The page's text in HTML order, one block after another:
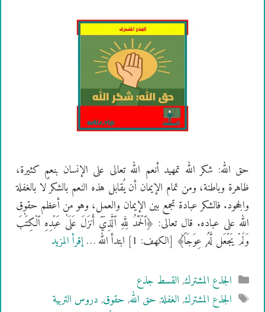
حق الله: شكر الله تمهيد أنعم الله تعالى على الإنسان بنعمٍ كثيرة،
ظاهرة وباطنة، ومن تمام الإيمان أن يُقابل هذه النعم بالشكر لا بالغفلة
والجحود. فالشكر عبادة تجمع بين الإيمان والعمل، وهو من أعظم حقوق
الله على عباده. قال تعالى: ﴿ٱلۡحَمۡدُ لِلَّهِ ٱلَّذِيٓ أَنزَلَ عَلَىٰ عَبۡدِهِ ٱلۡكِتَٰبَ
وَلَمۡ يَجۡعَل لَّهُۥ عِوَجَاۜ﴾ [الكهف: 1] ابتدأ الله …
إقرأ المزيد
التصنيفات
الجذع المشترك,القسط جذع
الوسوم
الجذع المشترك,الغفلة,حق الله,حقوق,دروس التربية